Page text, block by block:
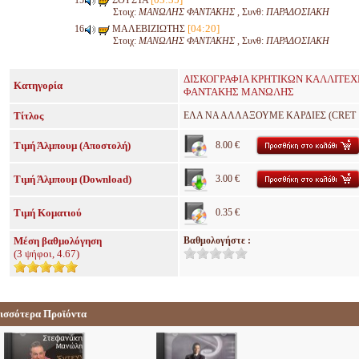
Στοιχ: ΜΑΝΩΛΗΣ ΦΑΝΤΑΚΗΣ, Συνθ: ΠΑΡΑΔΟΣΙΑΚΗ
ΜΑΛΕΒΙΖΙΩΤΗΣ [04:20]
Στοιχ: ΜΑΝΩΛΗΣ ΦΑΝΤΑΚΗΣ, Συνθ: ΠΑΡΑΔΟΣΙΑΚΗ
Κατηγορία
ΔΙΣΚΟΓΡΑΦΙΑ ΚΡΗΤΙΚΩΝ
ΦΑΝΤΑΚΗΣ ΜΑΝΩΛΗΣ
Τίτλος
ΕΛΑ ΝΑ ΑΛΛΑΞΟΥΜΕ ΚΑΡΔΙΕΣ (CRET
Τιμή Άλμπουμ (Αποστολή) 8.00 €
Τιμή Άλμπουμ (Download) 3.00 €
Τιμή Κοματιού 0.35 €
Μέση βαθμολόγηση
(3 ψήφοι, 4.67)
Βαθμολογήστε :
Προϊόντα